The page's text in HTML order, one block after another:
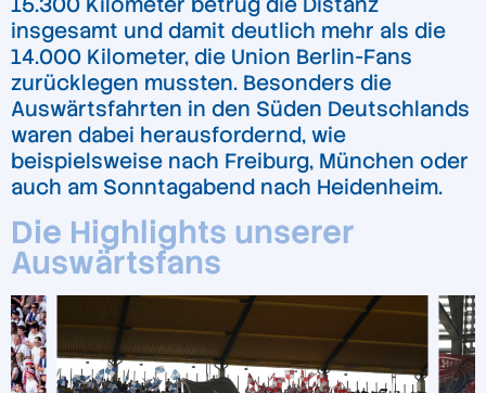
insgesamt und damit deutlich mehr als die
14.000 Kilometer, die Union Berlin-Fans
zurücklegen mussten. Besonders die
Auswärtsfahrten in den Süden Deutschlands
waren dabei herausfordernd, wie
beispielsweise nach Freiburg, München oder
auch am Sonntagabend nach Heidenheim.
Die Highlights unserer
Auswärtsfans